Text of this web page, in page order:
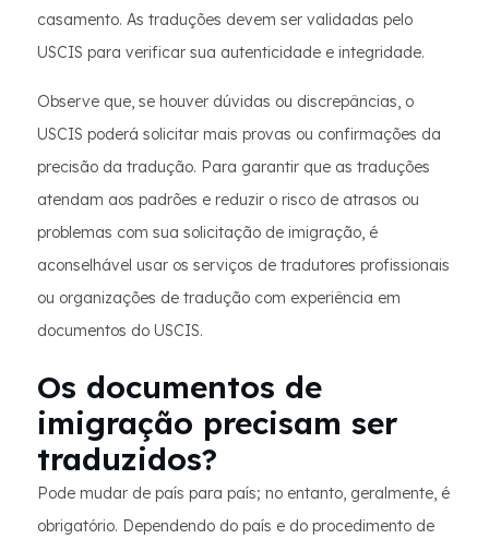
casamento. As traduções devem ser validadas pelo
USCIS para verificar sua autenticidade e integridade.
Observe que, se houver dúvidas ou discrepâncias, o
USCIS poderá solicitar mais provas ou confirmações da
precisão da tradução. Para garantir que as traduções
atendam aos padrões e reduzir o risco de atrasos ou
problemas com sua solicitação de imigração, é
aconselhável usar os serviços de tradutores profissionais
ou organizações de tradução com experiência em
documentos do USCIS.
Os documentos de
imigração precisam ser
traduzidos?
Pode mudar de país para país; no entanto, geralmente, é
obrigatório. Dependendo do país e do procedimento de